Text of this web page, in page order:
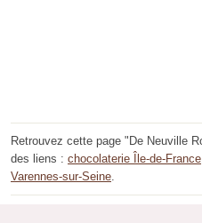
Retrouvez cette page "De Neuville
des liens : chocolaterie Île-de-France
Varennes-sur-Seine.